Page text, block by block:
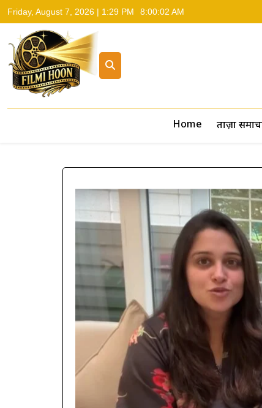
Friday, August 7, 2026 | 1:29 PM 8:00:03 AM
Filmi Hoon Home ताज़ा